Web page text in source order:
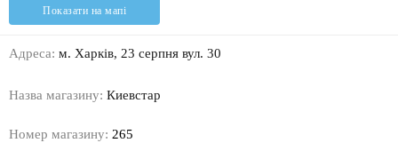
Показати на мапі
Адреса: м. Харків, 23 серпня вул. 30
Назва магазину: Киевстар
Номер магазину: 265